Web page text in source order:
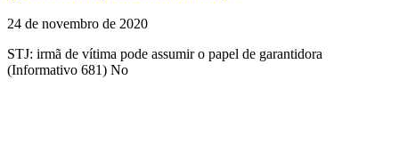
24 de novembro de 2020
STJ: irmã de vítima pode assumir o papel de garantidora
(Informativo 681) No